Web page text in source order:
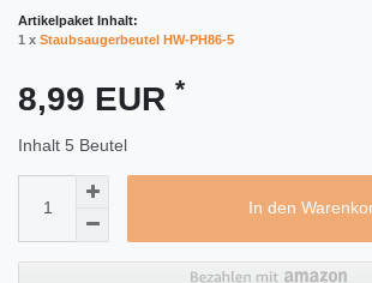
Artikelpaket Inhalt:
1 x Staubsaugerbeutel HW-PH86-5
8,99 EUR *
Inhalt 5 Beutel
In den